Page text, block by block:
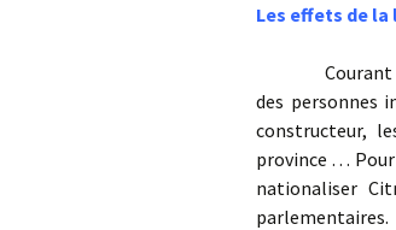
Les effets de
Courant
des personnes
constructeur,
province … Pour
nationaliser
parlementaires.